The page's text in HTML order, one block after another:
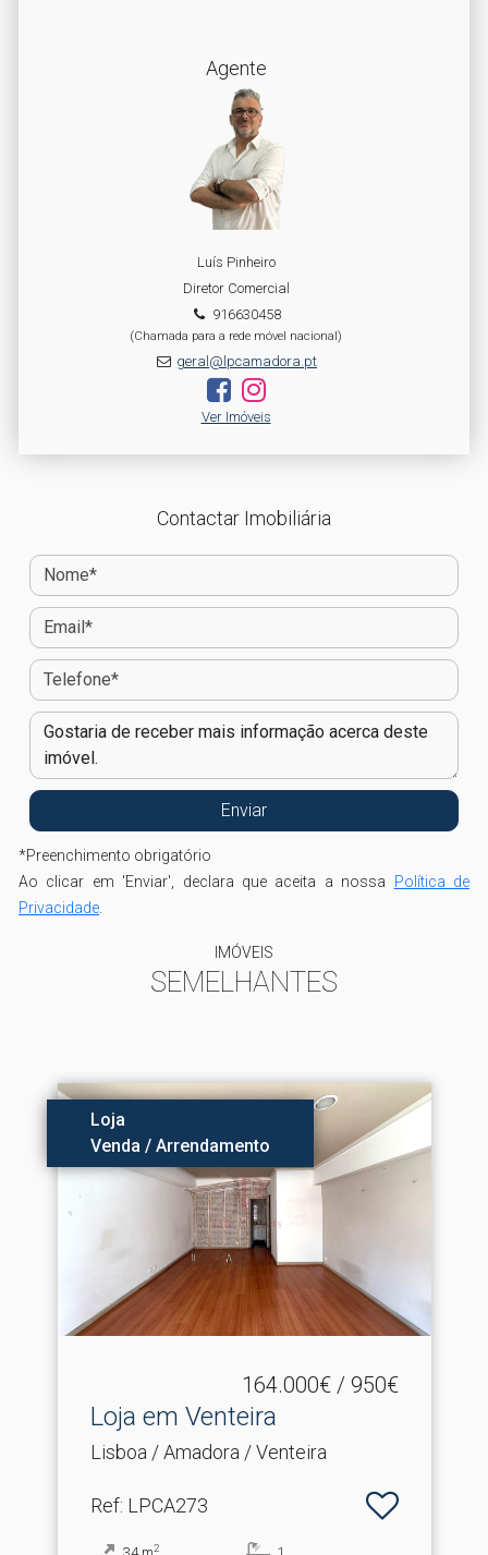
Agente
Luís Pinheiro
Diretor Comercial
916630458
(Chamada para a rede móvel nacional)
geral@lpcamadora.pt
Ver Imóveis
Contactar Imobiliária
*Preenchimento obrigatório
Ao clicar em 'Enviar', declara que aceita a nossa Política de
Privacidade
IMÓVEIS
SEMELHANTES
Loja
Venda / Arrendamento
164.000€ / 950€
Loja em Venteira
Lisboa / Amadora / Venteira
Ref: LPCA273
2